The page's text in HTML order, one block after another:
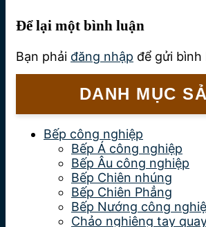
Để lại một bình luận
Bạn phải đăng nhập để gửi bình
DANH MỤC
Bếp công nghiệp
Bếp Á công nghiệp
Bếp Âu công nghiệp
Bếp Chiên nhúng
Bếp Chiên Phẳng
Bếp Nướng công
Chảo nghiêng tay